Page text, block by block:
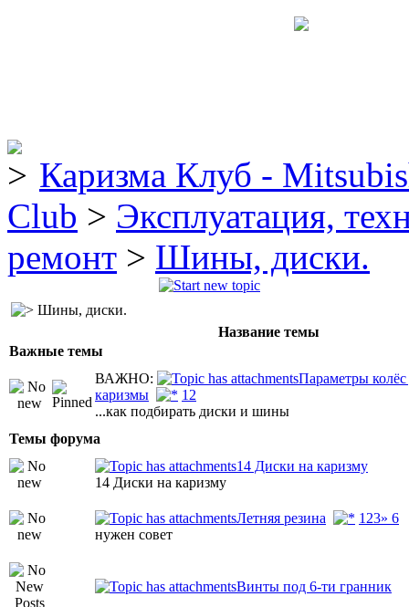
Каризма Клуб -
Club > Эксплуатация,
ремонт > Шины, диски.
Шины, диски.
Название темы
Важные темы
ВАЖНО:
Параметры колёс
каризмы
1 2
...как подбирать диски и шины
Темы форума
14 Диски на каризму
14 Диски на каризму
Летняя резина 1 23» 6
нужен совет
Винты под 6-ти гранник